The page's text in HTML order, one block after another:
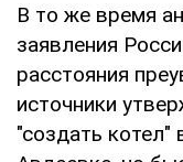
В то же время
заявления
расстояния
источники
"создать котел"